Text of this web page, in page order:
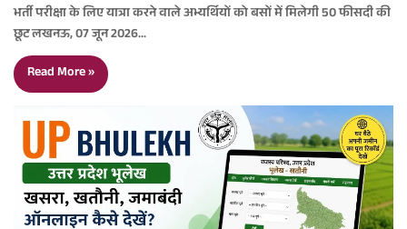
भर्ती परीक्षा के लिए यात्रा करने वाले अभ्यर्थियों को बसों में मिलेगी 50 फीसदी की
छूट लखनऊ, 07 जून 2026…
Read More »